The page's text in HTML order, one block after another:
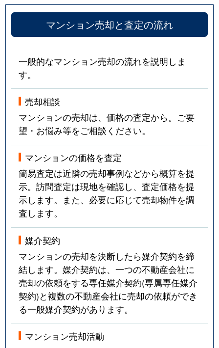
マンション売却と査定の流れ
一般的なマンション売却の流れを説明しま
す。
売却相談
マンションの売却は、価格の査定から。ご要
望・お悩み等をご相談ください。
マンションの価格を査定
簡易査定は近隣の売却事例などから概算を提
示。訪問査定は現地を確認し、査定価格を提
示します。また、必要に応じて売却物件を調
査します。
媒介契約
マンションの売却を決断したら媒介契約を締
結します。媒介契約は、一つの不動産会社に
売却の依頼をする専任媒介契約(専属専任媒介
契約)と複数の不動産会社に売却の依頼ができ
る一般媒介契約があります。
マンション売却活動